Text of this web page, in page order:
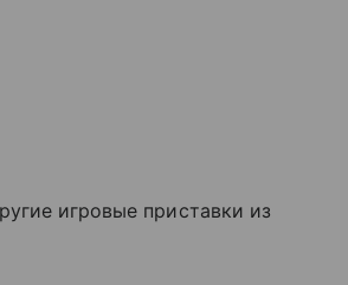
игровые приставки из